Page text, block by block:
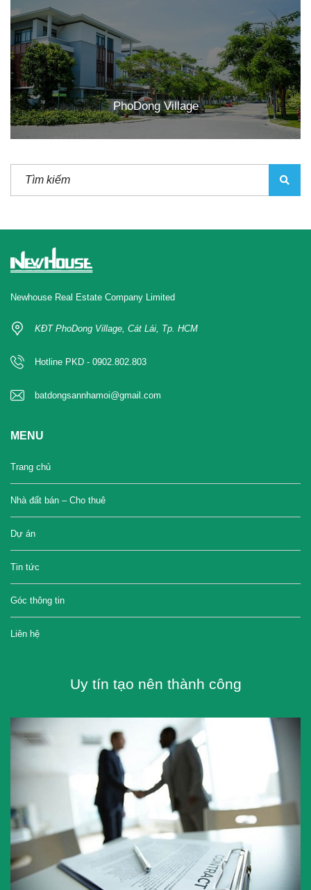
PhoDong Village
Newhouse Real Estate Company Limited
KĐT PhoDong Village, Cát Lái, Tp. HCM
Hotline PKD - 0902.802.803
batdongsannhamoi@gmail.com
MENU
Trang chủ
Nhà đất bán – Cho thuê
Dự án
Tin tức
Góc thông tin
Liên hệ
Uy tín tạo nên thành công